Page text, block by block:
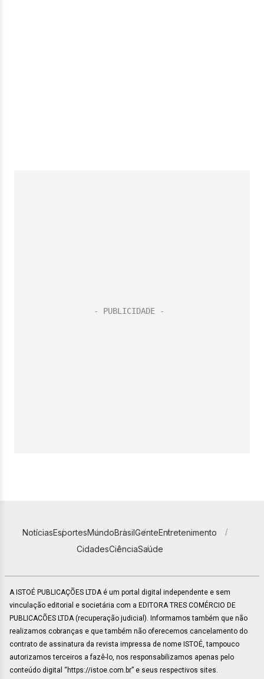
NotíciasEsportesMundoBrasilGenteEntretenimento
CidadesCiênciaSaúde
A ISTOÉ PUBLICAÇÕES LTDA é um portal digital independente e sem
vinculação editorial e societária com a EDITORA TRES COMÉRCIO DE
PUBLICACÕES LTDA (recuperação judicial). Informamos também que não
realizamos cobranças e que também não oferecemos cancelamento do
contrato de assinatura da revista impressa de nome ISTOÉ, tampouco
autorizamos terceiros a fazê-lo, nos responsabilizamos apenas pelo
conteúdo digital “https://istoe.com.br” e seus respectivos sites.